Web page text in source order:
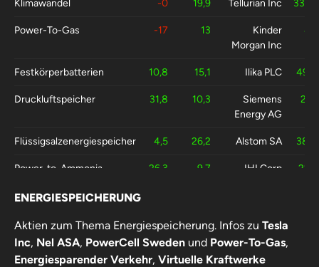
Klimawandel -0 19,9 Tellurian Inc 3337
Power-To-Gas -17 13
Kinder
Morgan Inc
43
Festkörperbatterien 10,8 15,1 Ilika PLC 49,7
Druckluftspeicher 31,8 10,3
Siemens
Energy AG
261
Flüssigsalzenergiespeicher 4,5 26,2 Alstom SA 38,3
Power-to-Ammonia 26,3 9,7 IHI Corp 224
ENERGIESPEICHERUNG
Aktien zum Thema Energiespeicherung. Infos zu Tesla
Inc, Nel ASA, PowerCell Sweden und Power-To-Gas,
Energiesparender Verkehr, Virtuelle Kraftwerke